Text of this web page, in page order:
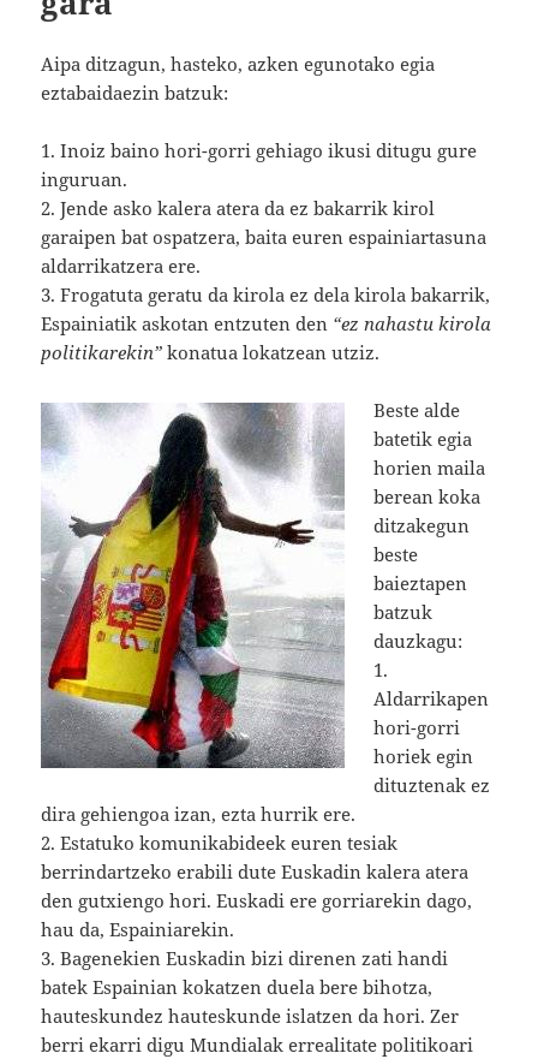
Aipa ditzagun, hasteko, azken egunotako egia
eztabaidaezin batzuk:
1. Inoiz baino hori-gorri gehiago ikusi ditugu gure
inguruan.
2. Jende asko kalera atera da ez bakarrik kirol
garaipen bat ospatzera, baita euren espainiartasuna
aldarrikatzera ere.
3. Frogatuta geratu da kirola ez dela kirola bakarrik,
Espainiatik askotan entzuten den “ez nahastu kirola
politikarekin” konatua lokatzean utziz.
Beste alde
batetik egia
horien maila
berean koka
ditzakegun
beste
baieztapen
batzuk
dauzkagu:
1.
Aldarrikapen
hori-gorri
horiek egin
dituztenak ez
dira gehiengoa izan, ezta hurrik ere.
2. Estatuko komunikabideek euren tesiak
berrindartzeko erabili dute Euskadin kalera atera
den gutxiengo hori. Euskadi ere gorriarekin dago,
hau da, Espainiarekin.
3. Bagenekien Euskadin bizi direnen zati handi
batek Espainian kokatzen duela bere bihotza,
hauteskundez hauteskunde islatzen da hori. Zer
berri ekarri digu Mundialak errealitate politikoari